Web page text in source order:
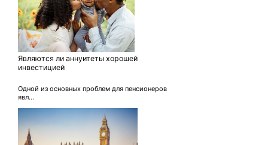
Являются ли аннуитеты хорошей
инвестицией
Одной из основных проблем для пенсионеров
явл...